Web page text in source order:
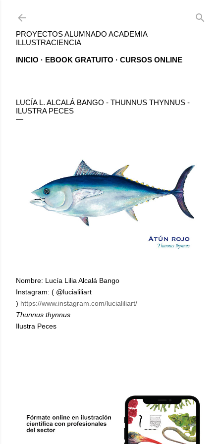
PROYECTOS ALUMNADO ACADEMIA
ILLUSTRACIENCIA
INICIO EBOOK GRATUITO CURSOS ONLINE
LUCÍA L. ALCALÁ BANGO - THUNNUS THYNNUS -
ILUSTRA PECES
Nombre: Lucía Lilia Alcalá Bango
Instagram: ( @lucialiliart
) https://www.instagram.com/lucialiliart/
Thunnus thynnus
Ilustra Peces